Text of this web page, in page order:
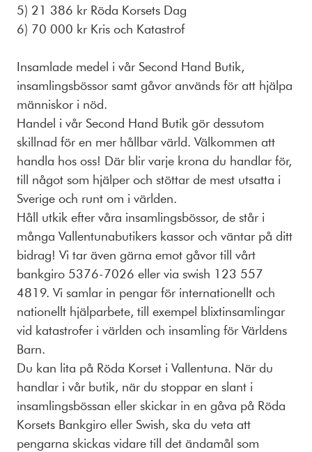
5) 21 386 kr Röda Korsets Dag
6) 70 000 kr Kris och Katastrof
Insamlade medel i vår Second Hand Butik,
insamlingsbössor samt gåvor används för att hjälpa
människor i nöd.
Handel i vår Second Hand Butik gör dessutom
skillnad för en mer hållbar värld. Välkommen att
handla hos oss! Där blir varje krona du handlar för,
till något som hjälper och stöttar de mest utsatta i
Sverige och runt om i världen.
Håll utkik efter våra insamlingsbössor, de står i
många Vallentunabutikers kassor och väntar på ditt
bidrag! Vi tar även gärna emot gåvor till vårt
bankgiro 5376-7026 eller via swish 123 557
4819. Vi samlar in pengar för internationellt och
nationellt hjälparbete, till exempel blixtinsamlingar
vid katastrofer i världen och insamling för Världens
Barn.
Du kan lita på Röda Korset i Vallentuna. När du
handlar i vår butik, när du stoppar en slant i
insamlingsbössan eller skickar in en gåva på Röda
Korsets Bankgiro eller Swish, ska du veta att
pengarna skickas vidare till det ändamål som